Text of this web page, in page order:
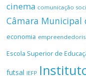
cinema comunicação
Câmara Municipal
economia
Escola Superior de
futsal IEFP